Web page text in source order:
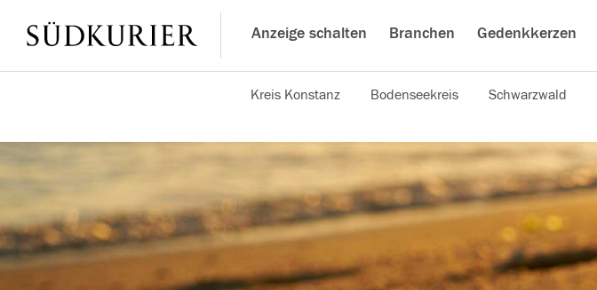
Anzeige schalten Branchen Gedenkkerzen
Kreis Konstanz Bodenseekreis Schwarzwald